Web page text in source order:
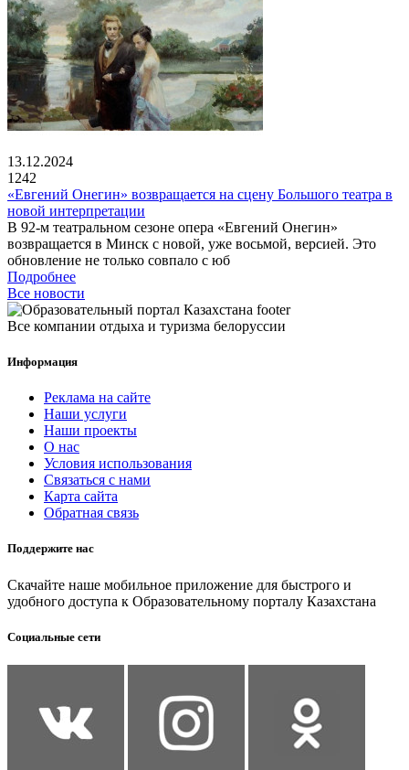
13.12.2024
1242
«Евгений Онегин» возвращается на сцену Большого театра в
новой интерпретации
В 92-м театральном сезоне опера «Евгений Онегин»
возвращается в Минск с новой, уже восьмой, версией. Это
обновление не только совпало с юб
Подробнее
Все новости
Все компании отдыха и туризма белоруссии
Информация
Реклама на сайте
Наши услуги
Наши проекты
О нас
Условия использования
Связаться с нами
Карта сайта
Обратная связь
Поддержите нас
Скачайте наше мобильное приложение для быстрого и
удобного доступа к Образовательному порталу Казахстана
Социальные сети